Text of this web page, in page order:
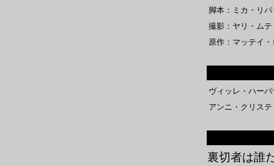
脚本：ミカ・リ
撮影：ヤリ・ム
原作：マッテイ
ヴィッレ・ハー
アンニ・クリス
裏切者は誰